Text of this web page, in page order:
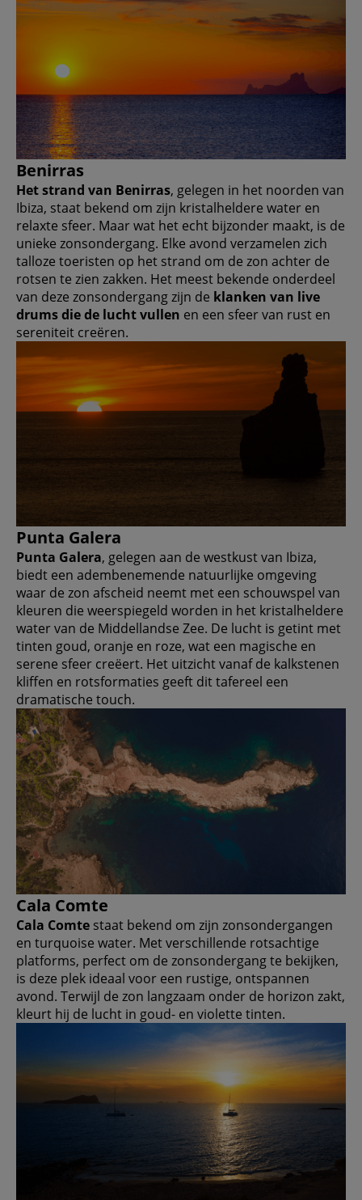
Benirras
Het strand van Benirras, gelegen in het noorden van
Ibiza, staat bekend om zijn kristalheldere water en
relaxte sfeer. Maar wat het echt bijzonder maakt, is de
unieke zonsondergang. Elke avond verzamelen zich
talloze toeristen op het strand om de zon achter de
rotsen te zien zakken. Het meest bekende onderdeel
van deze zonsondergang zijn de klanken van live
drums die de lucht vullen en een sfeer van rust en
sereniteit creëren.
Punta Galera
Punta Galera, gelegen aan de westkust van Ibiza,
biedt een adembenemende natuurlijke omgeving
waar de zon afscheid neemt met een schouwspel van
kleuren die weerspiegeld worden in het kristalheldere
water van de Middellandse Zee. De lucht is getint met
tinten goud, oranje en roze, wat een magische en
serene sfeer creëert. Het uitzicht vanaf de kalkstenen
kliffen en rotsformaties geeft dit tafereel een
dramatische touch.
Cala Comte
Cala Comte staat bekend om zijn zonsondergangen
en turquoise water. Met verschillende rotsachtige
platforms, perfect om de zonsondergang te bekijken,
is deze plek ideaal voor een rustige, ontspannen
avond. Terwijl de zon langzaam onder de horizon zakt,
kleurt hij de lucht in goud- en violette tinten.